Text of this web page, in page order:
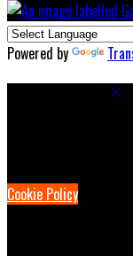
Powered by
Cookie Policy